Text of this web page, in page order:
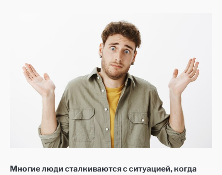
Многие люди сталкиваются с ситуацией, когда